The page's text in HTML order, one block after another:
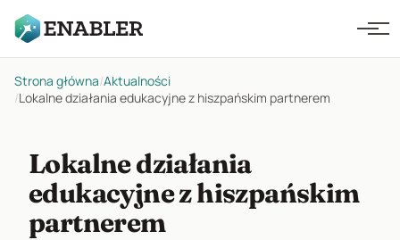
Strona główna/Aktualności
/Lokalne działania edukacyjne z hiszpańskim partnerem
Lokalne działania
edukacyjne z hiszpańskim
partnerem